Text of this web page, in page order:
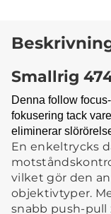
Smallrig
Denna follow
fokusering tack
eliminerar
En enkeltrycks
vilket gör den
objektivtyper.
snabb push-pull